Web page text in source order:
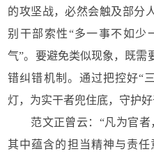
的攻坚战，必然会触及部分
别干部索性“多一事不如少
气”。要避免类似现象，既需
错纠错机制。通过把控好“
灯，为实干者兜住底，守护好
范文正曾云：“凡为官者
其中蕴含的担当精神与责